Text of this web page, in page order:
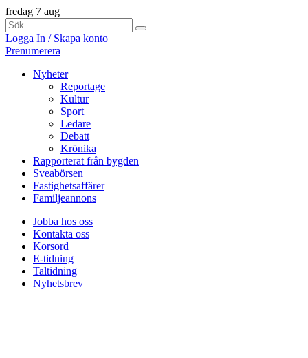
fredag 7 aug
Logga In / Skapa konto
Prenumerera
Nyheter
Reportage
Kultur
Sport
Ledare
Debatt
Krönika
Rapporterat från bygden
Sveabörsen
Fastighetsaffärer
Familjeannons
Jobba hos oss
Kontakta oss
Korsord
E-tidning
Taltidning
Nyhetsbrev